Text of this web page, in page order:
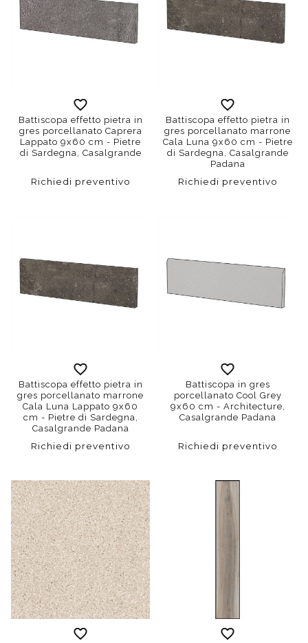
Battiscopa effetto pietra in
gres porcellanato Caprera
Lappato 9x60 cm - Pietre
di Sardegna, Casalgrande
Richiedi preventivo
Battiscopa effetto pietra in
gres porcellanato marrone
Cala Luna 9x60 cm - Pietre
di Sardegna, Casalgrande
Padana
Richiedi preventivo
Battiscopa effetto pietra in
gres porcellanato marrone
Cala Luna Lappato 9x60
cm - Pietre di Sardegna,
Casalgrande Padana
Richiedi preventivo
Battiscopa in gres
porcellanato Cool Grey
9x60 cm - Architecture,
Casalgrande Padana
Richiedi preventivo